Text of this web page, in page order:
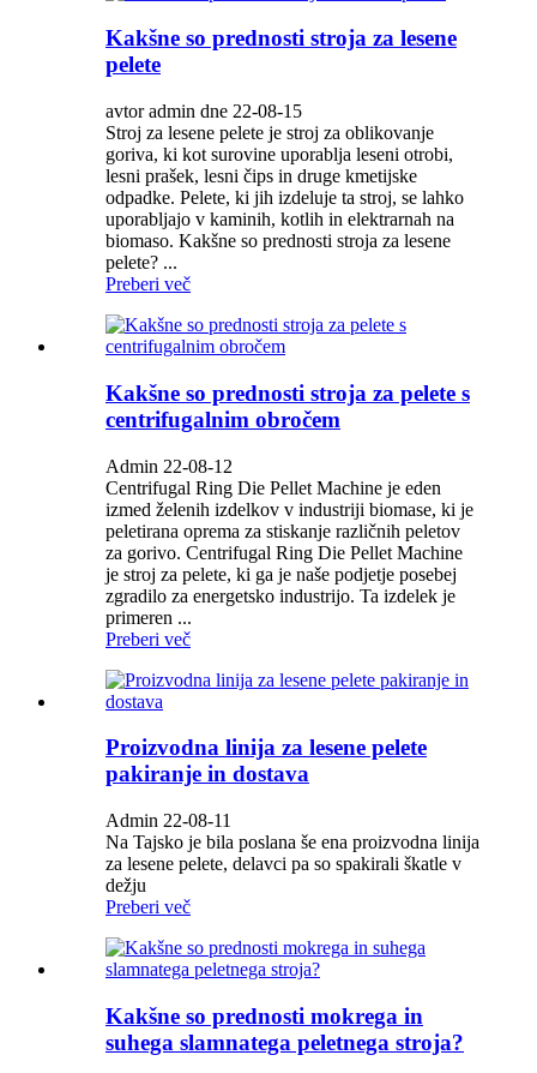
Kakšne so prednosti stroja za lesene
pelete
avtor admin dne 22-08-15
Stroj za lesene pelete je stroj za oblikovanje
goriva, ki kot surovine uporablja leseni otrobi,
lesni prašek, lesni čips in druge kmetijske
odpadke. Pelete, ki jih izdeluje ta stroj, se lahko
uporabljajo v kaminih, kotlih in elektrarnah na
biomaso. Kakšne so prednosti stroja za lesene
pelete? ...
Preberi več
Kakšne so prednosti stroja za pelete s
centrifugalnim obročem
Admin 22-08-12
Centrifugal Ring Die Pellet Machine je eden
izmed želenih izdelkov v industriji biomase, ki je
peletirana oprema za stiskanje različnih peletov
za gorivo. Centrifugal Ring Die Pellet Machine
je stroj za pelete, ki ga je naše podjetje posebej
zgradilo za energetsko industrijo. Ta izdelek je
primeren ...
Preberi več
Proizvodna linija za lesene pelete
pakiranje in dostava
Admin 22-08-11
Na Tajsko je bila poslana še ena proizvodna linija
za lesene pelete, delavci pa so spakirali škatle v
dežju
Preberi več
Kakšne so prednosti mokrega in
suhega slamnatega peletnega stroja?